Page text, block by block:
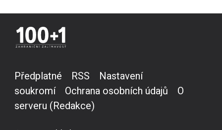
Předplatné RSS
Nastavení
soukromí
Ochrana osobních údajů
O
serveru (Redakce)